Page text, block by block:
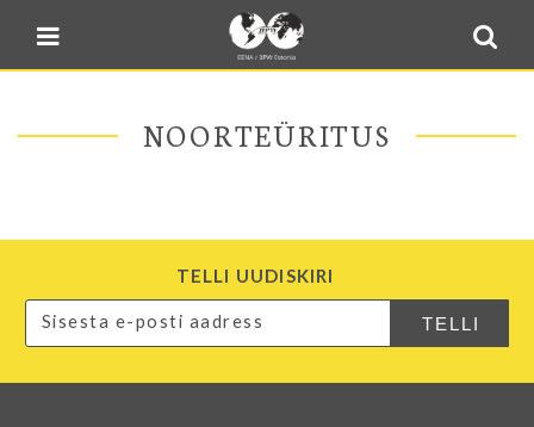
Sulge menüü
Blogi
E-pood
Kontakt
Minu BPW
NOORTEÜRITUS
TELLI UUDISKIRI